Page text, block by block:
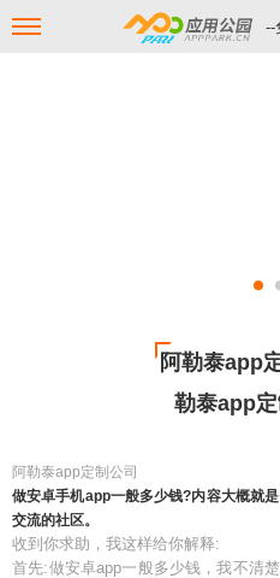
--
阿勒泰app
勒泰app
阿勒泰app定制公司
做安卓手机app一般多少钱?内容大概就
交流的社区。
收到你求助，我这样给你解释:
首先:做安卓app一般多少钱，我不清